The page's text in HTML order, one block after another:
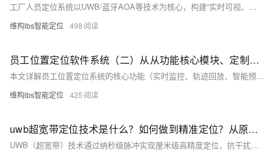
工厂人员定位系统以UWB/蓝牙AOA等技术为核心，构建“实时可视、轨迹可溯、风险可防、应急可控”的全场景管理平台，实现从“事后追溯”到“事前预警+事中干预”的升级，适配高危区、车间及仓储等多元场景，融合安全合规与生产提效。如果您想进一步了解工厂人员定位软件系统的技术和案例，欢迎搜索维构lbs智能定位~
维构lbs智能定位 498
员工位置定位软件系统（二）从从功能核心模块、定制化解决方案到落地实效详解
本文详解员工位置定位系统的核心功能（实时监控、轨迹回放、智能预警、无接触考勤、系统配置）、多场景定制方案（工业高危、园区办公、医疗、工地物流）及落地实效（安全升级、效率提升、管理标准化、成本节约），助力企业数字化人员管理。如果您想进一步了解员工位置定位软件系统的案例，欢迎关注、评论留言~也可搜索维构lbs智能定位。
维构lbs智能定位 425
uwb超宽带定位技术是什么？如何做到精准定位？从原理到优劣详解
UWB（超宽带）技术通过纳秒级脉冲实现厘米级高精度定位，抗干扰强、安全性高，可同时定位多目标，广泛应用于工厂、医院等场景，助力安全与效率提升，是室内定位的核心技术之一。如果您想进一步了解uwb超宽带技术和案例，欢迎搜索维构lbs智能定位~